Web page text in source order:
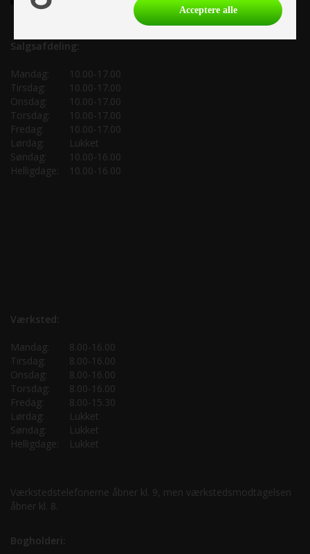
Salgsafdeling:
Mandag:
10.00-17.00
Tirsdag:
10.00-17.00
Onsdag:
10.00-17.00
Torsdag:
10.00-17.00
Fredag:
10.00-17.00
Lørdag:
Lukket
Søndag:
10.00-16.00
Helligdage:
10.00-16.00
Værksted:
Mandag:
8.00-16.00
Tirsdag:
8.00-16.00
Onsdag:
8.00-16.00
Torsdag:
8.00-16.00
Fredag:
8.00-15.30
Lørdag:
Lukket
Søndag:
Lukket
Helligdage:
Lukket
Værkstedstelefonerne åbner kl. 9, men værkstedsmodtagelsen
åbner kl. 8.
Bogholderi:
Acceptere alle